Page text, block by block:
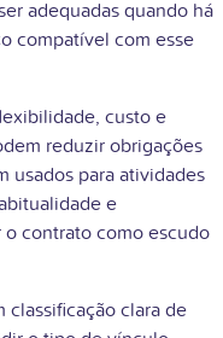
adequadas quando há
compatível com esse
custo e
reduzir obrigações
usados para atividades
e
o contrato como escudo
classificação clara de